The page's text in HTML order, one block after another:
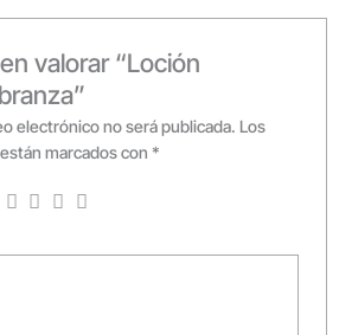
valorar “Loción
electrónico no será publicada. Los
marcados con *